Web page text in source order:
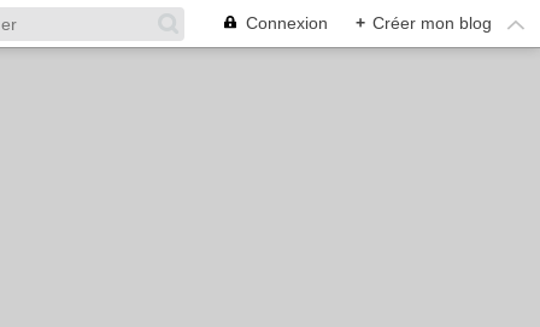
Connexion + Créer mon blog